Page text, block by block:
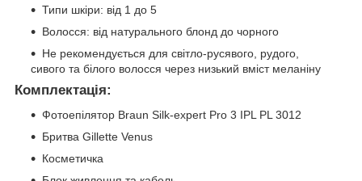
Типи шкіри: від 1 до 5
Волосся: від натурального блонд до чорного
Не рекомендується для світло-русявого, рудого,
сивого та білого волосся через низький вміст меланіну
Комплектація:
Фотоепілятор Braun Silk-expert Pro 3 IPL PL 3012
Бритва Gillette Venus
Косметичка